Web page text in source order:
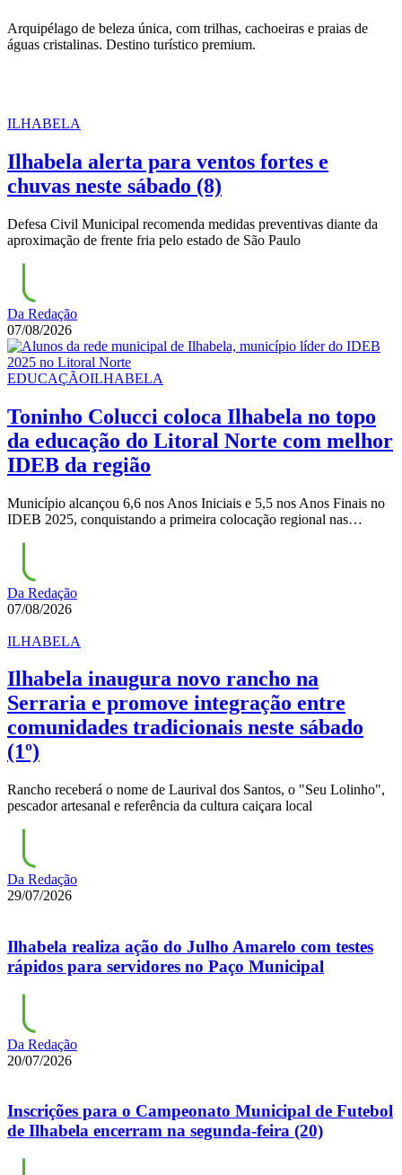
Arquipélago de beleza única, com trilhas, cachoeiras e praias de
águas cristalinas. Destino turístico premium.
ILHABELA
Ilhabela alerta para ventos fortes e
chuvas neste sábado (8)
Defesa Civil Municipal recomenda medidas preventivas diante da
aproximação de frente fria pelo estado de São Paulo
Da Redação
07/08/2026
EDUCAÇÃOILHABELA
Toninho Colucci coloca Ilhabela no topo
da educação do Litoral Norte com melhor
IDEB da região
Município alcançou 6,6 nos Anos Iniciais e 5,5 nos Anos Finais no
IDEB 2025, conquistando a primeira colocação regional nas…
Da Redação
07/08/2026
ILHABELA
Ilhabela inaugura novo rancho na
Serraria e promove integração entre
comunidades tradicionais neste sábado
(1º)
Rancho receberá o nome de Laurival dos Santos, o "Seu Lolinho",
pescador artesanal e referência da cultura caiçara local
Da Redação
29/07/2026
Ilhabela realiza ação do Julho Amarelo com testes
rápidos para servidores no Paço Municipal
Da Redação
20/07/2026
Inscrições para o Campeonato Municipal de Futebol
de Ilhabela encerram na segunda-feira (20)